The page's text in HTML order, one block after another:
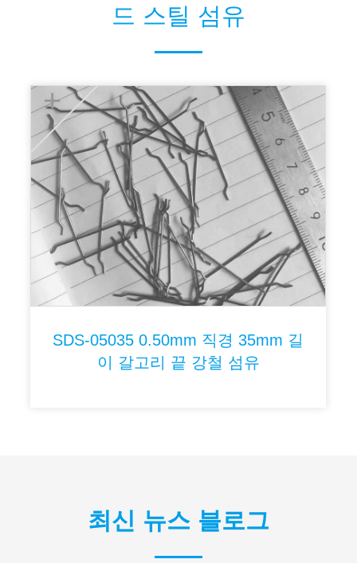
드 스틸 섬유
+
SDS-05035 0.50mm 직경 35mm 길
이 갈고리 끝 강철 섬유
최신 뉴스 블로그